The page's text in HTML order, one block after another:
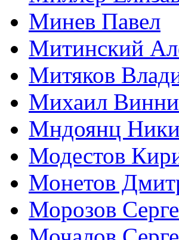
Минев Павел
Митинский
Митяков
Михаил
Мндоянц
Модестов
Монетов
Морозов